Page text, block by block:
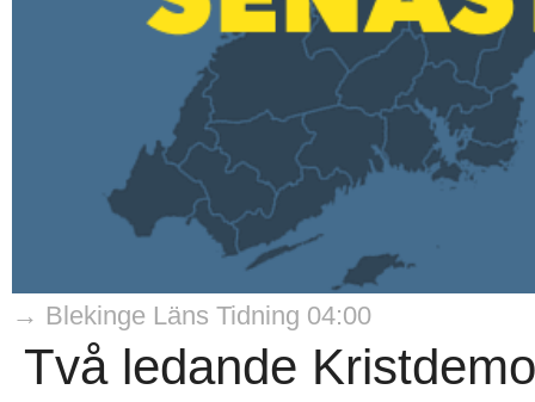
→ Blekinge Läns Tidning 04:00
Två ledande